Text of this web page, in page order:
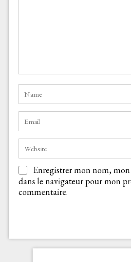
Enregistrer mon nom,
dans le navigateur pour mon
commentaire.